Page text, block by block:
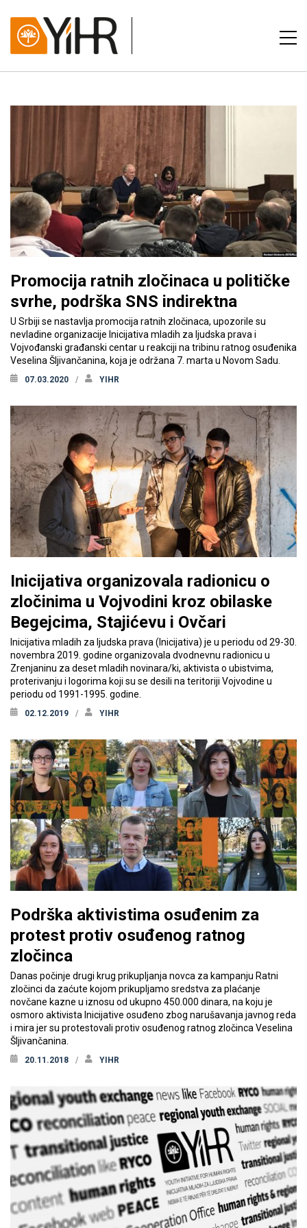
Promocija ratnih zločinaca u političke
svrhe, podrška SNS indirektna
U Srbiji se nastavlja promocija ratnih zločinaca, upozorile su
nevladine organizacije Inicijativa mladih za ljudska prava i
Vojvođanski građanski centar u reakciji na tribinu ratnog osuđenika
Veselina Šljivančanina, koja je održana 7. marta u Novom Sadu.
07.03.2020 YIHR
Inicijativa organizovala radionicu o
zločinima u Vojvodini kroz obilaske
Begejcima, Stajićevu i Ovčari
Inicijativa mladih za ljudska prava (Inicijativa) je u periodu od 29-30.
novembra 2019. godine organizovala dvodnevnu radionicu u
Zrenjaninu za deset mladih novinara/ki, aktivista o ubistvima,
proterivanju i logorima koji su se desili na teritoriji Vojvodine u
periodu od 1991-1995. godine.
02.12.2019 YIHR
Podrška aktivistima osuđenim za
protest protiv osuđenog ratnog
zločinca
Danas počinje drugi krug prikupljanja novca za kampanju Ratni
zločinci da zaćute kojom prikupljamo sredstva za plaćanje
novčane kazne u iznosu od ukupno 450.000 dinara, na koju je
osmoro aktivista Inicijative osuđeno zbog narušavanja javnog reda
i mira jer su protestovali protiv osuđenog ratnog zločinca Veselina
Šljivančanina.
20.11.2018 YIHR